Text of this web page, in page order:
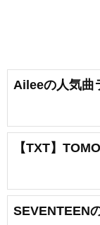
Aileeの人気曲
【TXT】
SEVENTEEN